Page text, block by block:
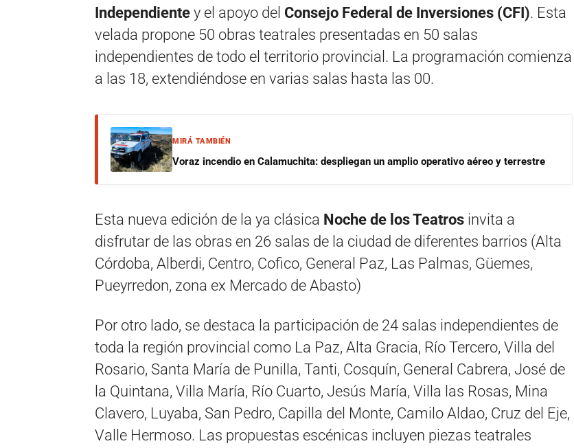
Independiente y el apoyo del Consejo Federal de Inversiones (CFI). Esta
velada propone 50 obras teatrales presentadas en 50 salas
independientes de todo el territorio provincial. La programación comienza
a las 18, extendiéndose en varias salas hasta las 00.
MIRÁ TAMBIÉN
Voraz incendio en Calamuchita: despliegan un amplio operativo aéreo y terrestre
Esta nueva edición de la ya clásica Noche de los Teatros invita a
disfrutar de las obras en 26 salas de la ciudad de diferentes barrios (Alta
Córdoba, Alberdi, Centro, Cofico, General Paz, Las Palmas, Güemes,
Pueyrredon, zona ex Mercado de Abasto)
Por otro lado, se destaca la participación de 24 salas independientes de
toda la región provincial como La Paz, Alta Gracia, Río Tercero, Villa del
Rosario, Santa María de Punilla, Tanti, Cosquín, General Cabrera, José de
la Quintana, Villa María, Río Cuarto, Jesús María, Villa las Rosas, Mina
Clavero, Luyaba, San Pedro, Capilla del Monte, Camilo Aldao, Cruz del Eje,
Valle Hermoso. Las propuestas escénicas incluyen piezas teatrales